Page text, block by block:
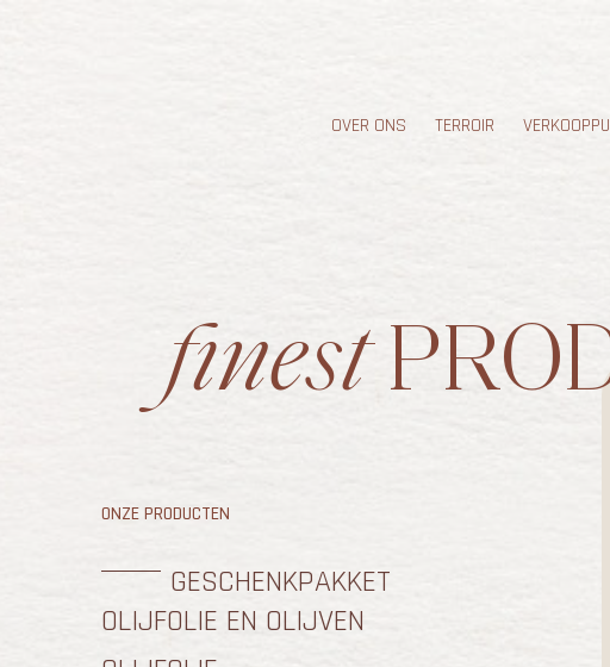
OVER ONS TERROIR
finest
ONZE PRODUCTEN
GESCHENKPAKKET
OLIJFOLIE EN OLIJVEN